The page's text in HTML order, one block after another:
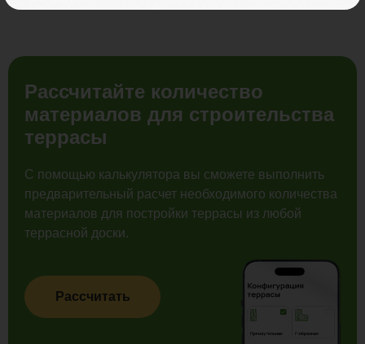
Рассчитайте количество
материалов для строительства
террасы
С помощью калькулятора вы сможете выполнить
предварительный расчет необходимого количества
материалов для постройки террасы из любой
террасной доски.
Рассчитать